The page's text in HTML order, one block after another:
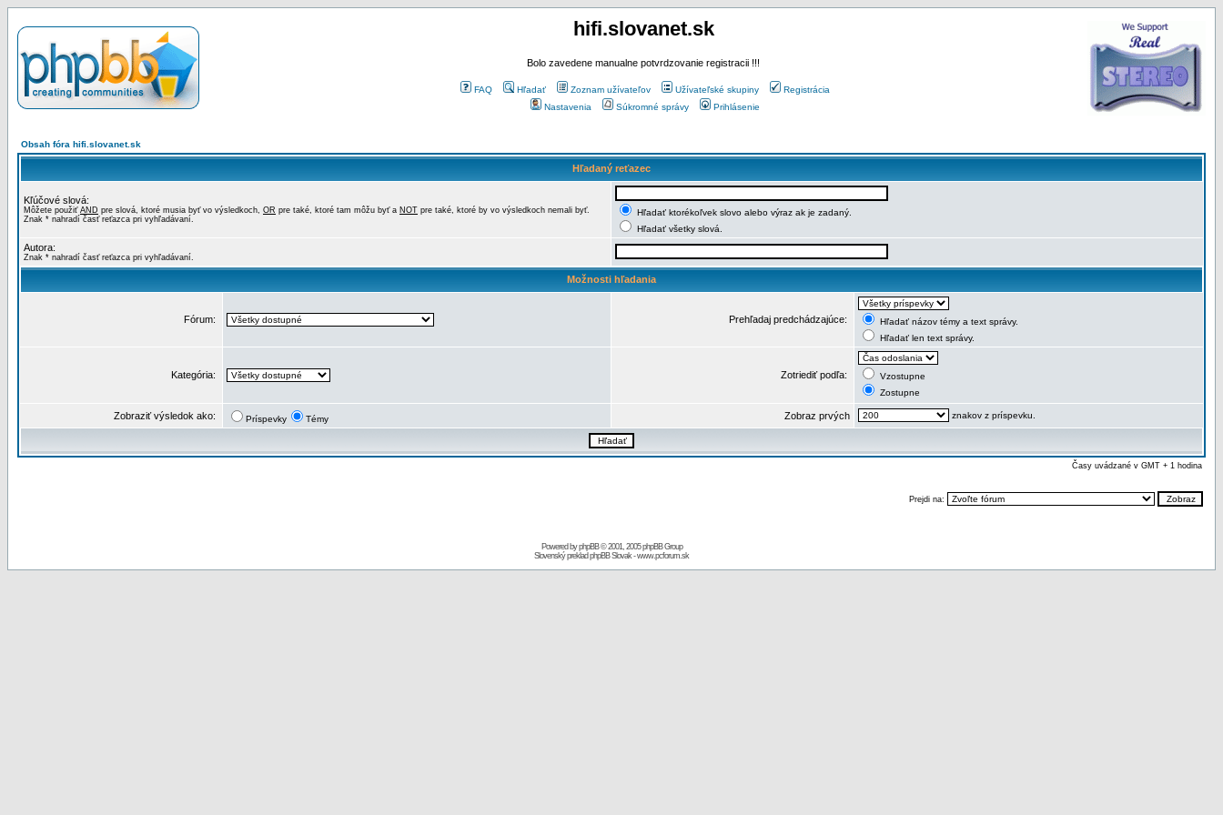
hifi.slovanet.sk
Bolo zavedene manualne potvrdzovanie registracii !!!
FAQ Hľadať Zoznam užívateľov Užívateľské skupiny
Registrácia
Nastavenia
Súkromné správy Prihlásenie
Obsah fóra hifi.slovanet.sk
Hľadaný reťazec
Kľúčové slová:
Môžete použiť AND pre slová, ktoré musia byť vo výsledkoch, OR pre také, ktoré tam môžu byť a NOT pre také, ktoré by vo výsledkoch nemali byť.
Znak * nahradí časť reťazca pri vyhľadávaní.
Hľadať ktorékoľvek slovo alebo výraz ak je zadaný.
Hľadať všetky slová.
Autora:
Znak * nahradí časť reťazca pri vyhľadávaní.
Možnosti hľadania
Fórum: Prehľadaj predchádzajúce:
Hľadať názov témy a text správy.
Hľadať len text správy.
Kategória: Zotriediť podľa:
Vzostupne
Zostupne
Zobraziť výsledok ako: Príspevky Témy Zobraz prvých znakov z príspevku.
Časy uvádzané v GMT + 1 hodina
Prejdi na:
Powered byphpBB© 2001, 2005 phpBB Group
Slovenský preklad phpBB Slovak-www.pcforum.sk